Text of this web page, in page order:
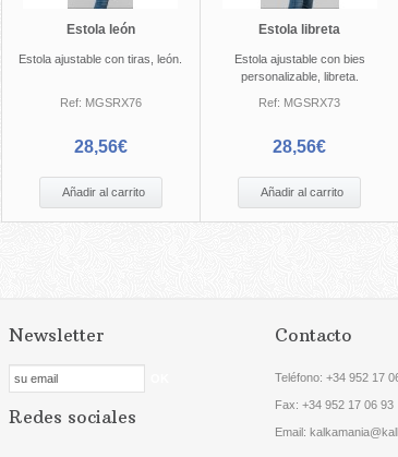
Estola león
Estola ajustable con tiras, león.
Ref: MGSRX76
28,56€
Añadir al carrito
Estola libreta
Estola ajustable con bies
personalizable, libreta.
Ref: MGSRX73
28,56€
Añadir al carrito
Newsletter
Redes sociales
Contacto
Teléfono: +34 952 17
Fax: +34 952 17 06 93
Email: